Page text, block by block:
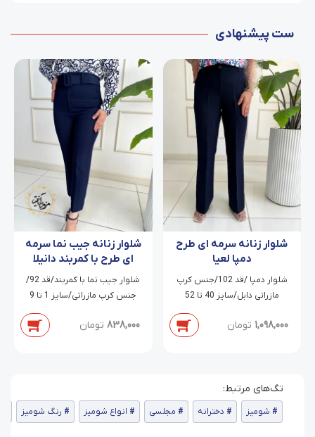
ست پیشنهادی
شلوار زنانه سرمه ای طرح
دمپا لعیا
شلوار دمپا /قد 102/جنس کرپ
مازراتی دابل/سایز 40 تا 52
1,098,000 تومان
شلوار زنانه جیب نما سرمه
ای طرح با کمربند دانیلا
شلوار جیب نما با کمربند/قد 92/
جنس کرپ مازراتی/سایز 1 تا 9
838,000 تومان
شومیز دخترانه مجلسی انواع شومیز رنگ شومیز